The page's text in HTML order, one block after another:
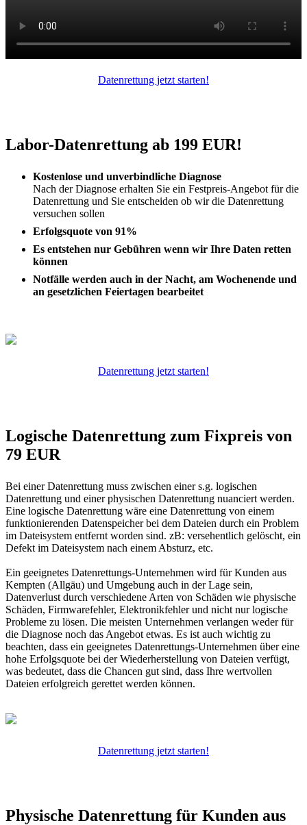
Datenrettung jetzt starten!
Labor-Datenrettung ab 199 EUR!
Kostenlose und unverbindliche Diagnose
Nach der Diagnose erhalten Sie ein Festpreis-Angebot für die
Datenrettung und Sie entscheiden ob wir die Datenrettung
versuchen sollen
Erfolgsquote von 91%
Es entstehen nur Gebühren wenn wir Ihre Daten retten
können
Notfälle werden auch in der Nacht, am Wochenende und
an gesetzlichen Feiertagen bearbeitet
Datenrettung jetzt starten!
Logische Datenrettung zum Fixpreis von
79 EUR
Bei einer Datenrettung muss zwischen einer s.g. logischen
Datenrettung und einer physischen Datenrettung nuanciert werden.
Eine logische Datenrettung wäre eine Datenrettung von einem
funktionierenden Datenspeicher bei dem Dateien durch ein Problem
im Dateisystem entfernt worden sind. zB: versehentlich gelöscht, ein
Defekt im Dateisystem nach einem Absturz, etc.
Ein geeignetes Datenrettungs-Unternehmen wird für Kunden aus
Kempten (Allgäu) und Umgebung auch in der Lage sein,
Datenverlust durch verschiedene Arten von Schäden wie physische
Schäden, Firmwarefehler, Elektronikfehler und nicht nur logische
Probleme zu lösen. Die meisten Unternehmen verlangen weder für
die Diagnose noch das Angebot etwas. Es ist auch wichtig zu
beachten, dass ein geeignetes Datenrettungs-Unternehmen über eine
hohe Erfolgsquote bei der Wiederherstellung von Dateien verfügt,
was bedeutet, dass die Chancen gut sind, dass Ihre wertvollen
Dateien erfolgreich gerettet werden können.
Datenrettung jetzt starten!
Physische Datenrettung für Kunden aus